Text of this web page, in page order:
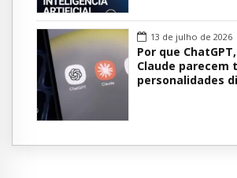
13 de julho de 2026
Por que
Claude parecem
personalidades